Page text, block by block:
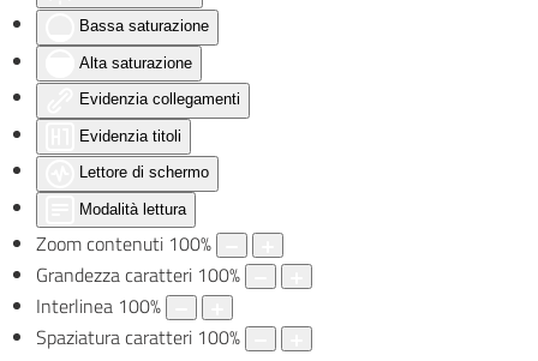
Bassa saturazione
Alta saturazione
Evidenzia collegamenti
Evidenzia titoli
Lettore di schermo
Modalità lettura
Zoom contenuti 100%
Grandezza caratteri 100%
Interlinea 100%
Spaziatura caratteri 100%